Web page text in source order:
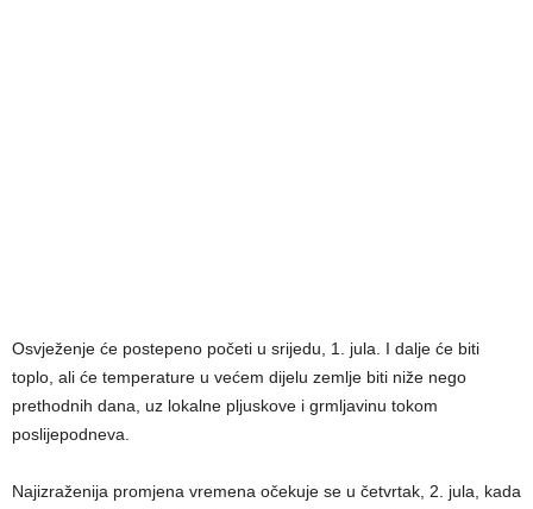
Osvježenje će postepeno početi u srijedu, 1. jula. I dalje će biti
toplo, ali će temperature u većem dijelu zemlje biti niže nego
prethodnih dana, uz lokalne pljuskove i grmljavinu tokom
poslijepodneva.
Najizraženija promjena vremena očekuje se u četvrtak, 2. jula, kada